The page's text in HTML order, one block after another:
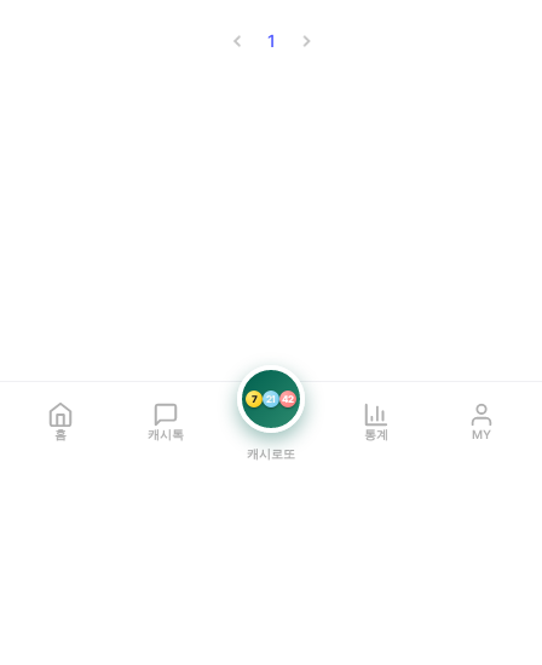
1
홈 캐시톡
7 21 42
캐시로또
통계 MY